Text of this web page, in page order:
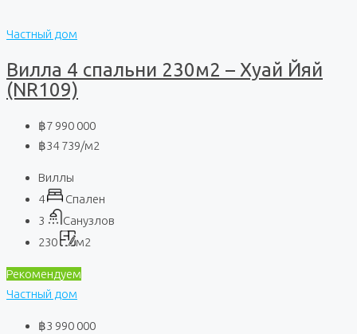
Частный дом
Вилла 4 спальни 230м2 – Хуай Йяй
(NR109)
฿7 990 000
฿34 739/м2
Виллы
4
Спален
3
Санузлов
230
м2
Рекомендуем
Частный дом
฿3 990 000